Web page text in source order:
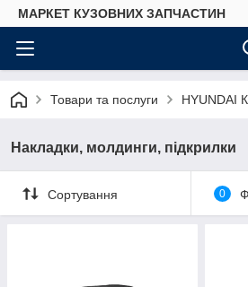
МАРКЕТ КУЗОВНИХ ЗАПЧАСТИН
Товари та послуги
Накладки, молдинги, підкрилки
Сортування 0